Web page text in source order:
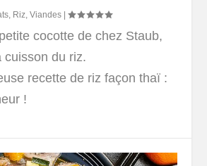
Riz ,Viandes |
cocotte de chez Staub,
cuisson du riz.
recette de riz façon thaï :
!